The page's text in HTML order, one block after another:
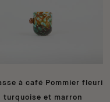
à café Pommier fleuri
turquoise et marron